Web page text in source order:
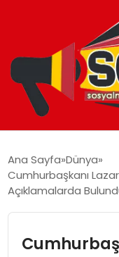
EKONOMI
Ana Sayfa Dünya
Cumhurbaşkanı
Açıklamalarda